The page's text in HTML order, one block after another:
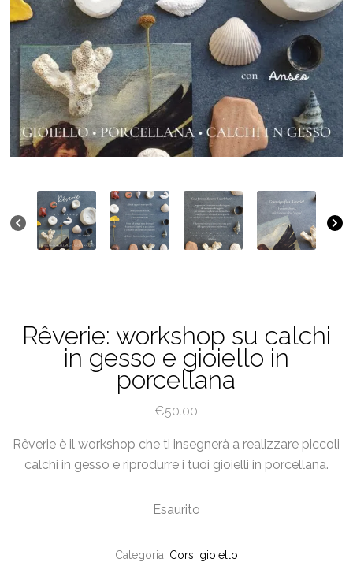
Rêverie: workshop su calchi
in gesso e gioiello in
porcellana
€50.00
Rêverie è il workshop che ti insegnerà a realizzare piccoli
calchi in gesso e riprodurre i tuoi gioielli in porcellana.
Esaurito
Categoria: Corsi gioiello